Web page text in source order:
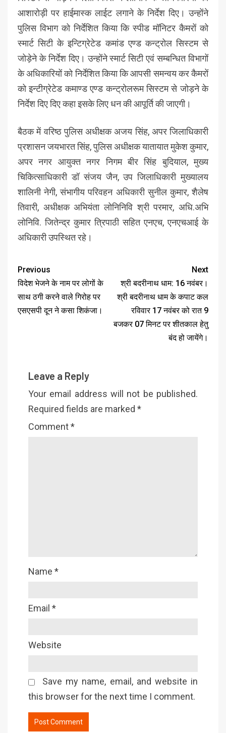
आशारोड़ी पर हाईमास्क लाईट लगाने के निर्देश दिए। उन्होंने
पुलिस विभाग को निर्देशित किया कि स्पीड मॉनिटर कैमरों को
स्मार्ट सिटी के इन्टिग्रेटेड कमांड एण्ड कन्ट्रोल सिस्टम से
जोड़ेने के निर्देश दिए। उन्होंने स्मार्ट सिटी एवं सम्बन्धित विभागों
के अधिकारियों को निर्देशित किया कि आपसी समन्वय कर कैमरों
को इन्टीग्रेटेड कमाण्ड एण्ड कन्ट्रोलरूम सिस्टम से जोड़ने के
निर्देश दिए दिए कहा इसके लिए धन की आपूर्ति की जाएगी।
बैठक में वरिष्ठ पुलिस अधीक्षक अजय सिंह, अपर जिलाधिकारी
प्रशासन जयभारत सिंह, पुलिस अधीक्षक यातायात मुकेश कुमार,
अपर नगर आयुक्त नगर निगम बीर सिंह बुदियाल, मुख्य
चिकित्साधिकारी डॉ संजय जैन, उप जिलाधिकारी मुख्यालय
शालिनी नेगी, संभागीय परिवहन अधिकारी सुनील कुमार, शैलेष
तिवारी, अधीक्षक अभियंता लोनिनिवि श्री परमार, अधि.अभि
लोनिवि. जितेन्द्र कुमार त्रिपाठी सहित एनएच, एनएचआई के
अधिकारी उपस्थित रहे।
Previous
विदेश भेजने के नाम पर लोगों के
साथ ठगी करने वाले गिरोह पर
एसएसपी दून ने कसा शिकंजा।
Next
श्री बदरीनाथ धाम: 16 नवंबर।
श्री बदरीनाथ धाम के कपाट कल
रविवार 17 नवंबर को रात 9
बजकर 07 मिनट पर शीतकाल हेतु
बंद हो जायेंगे।
Leave a Reply
Your email address will not be published.
Required fields are marked *
Comment*
Name *
Email *
Website
Save my name, email, and website in
this browser for the next time I comment.